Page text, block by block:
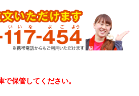
保管してください。